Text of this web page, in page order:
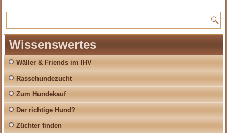
Wissenswertes
Wäller & Friends im IHV
Rassehundezucht
Zum Hundekauf
Der richtige Hund?
Züchter finden